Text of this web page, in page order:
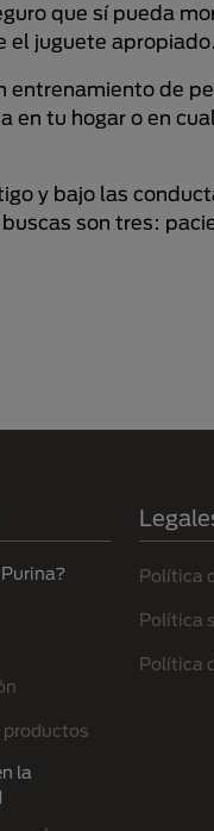
que sí pueda
el juguete apropiado.
de
tu hogar o en
y bajo las
son tres:
productos
la
Política
Política
Política